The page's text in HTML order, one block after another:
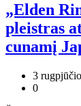
„Elden
pleistras
cunamį
3
0